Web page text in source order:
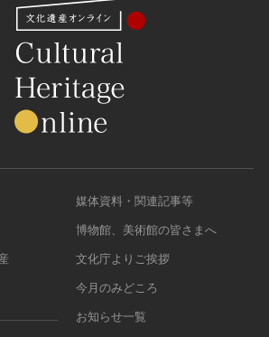
媒体資料・関連記事等
博物館、美術館の皆さまへ
文化庁よりご挨拶
今月のみどころ
お知らせ一覧